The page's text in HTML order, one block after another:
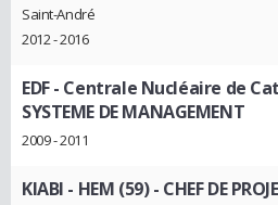
Saint-André
2012 - 2016
EDF - Centrale Nucléaire de
SYSTEME DE MANAGEMENT
2009 - 2011
KIABI - HEM (59)- CHEF DE